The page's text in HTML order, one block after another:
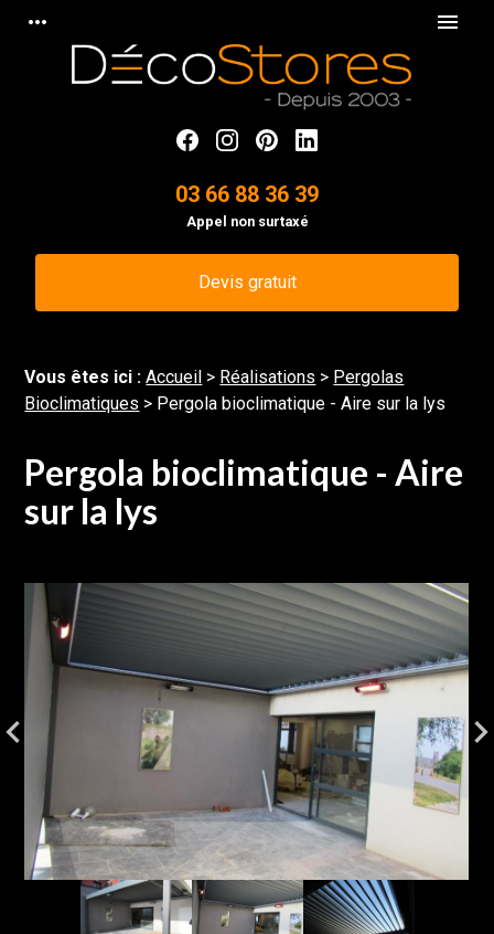
more_horiz menu
03 66 88 36 39
Appel non surtaxé
Devis gratuit
Vous êtes ici :Accueil > Réalisations > Pergolas
Bioclimatiques > Pergola bioclimatique - Aire sur la lys
Pergola bioclimatique - Aire
sur la lys